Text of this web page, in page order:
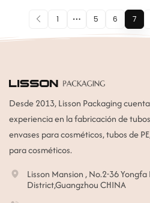
1 5 6 7
Desde 2013, Lisson Packaging
experiencia en la fabricación de
envases para cosméticos, tubos de
para cosméticos.
Lisson Mansion , No.2-36 Yongfa
District,Guangzhou CHINA